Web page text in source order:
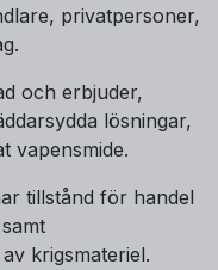
privatpersoner,
och erbjuder,
lösningar,
vapensmide.
tillstånd för handel
krigsmateriel.